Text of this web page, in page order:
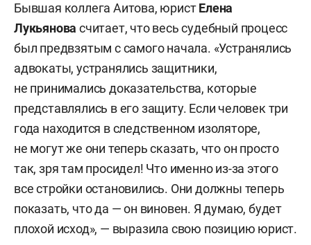
Бывшая коллега Аитова, юристЕлена
Лукьяновасчитает, что весь судебный процесс
был предвзятым с самого начала. «Устранялись
адвокаты, устранялись защитники,
не принимались доказательства, которые
представлялись в его защиту. Если человек три
года находится в следственном изоляторе,
не могут же они теперь сказать, что он просто
так, зря там просидел! Что именно из-за этого
все стройки остановились. Они должны теперь
показать, что да — он виновен. Я думаю, будет
плохой исход», — выразила свою позицию юрист.